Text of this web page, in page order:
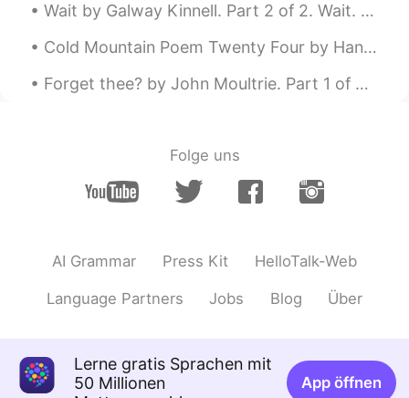
Wait by Galway Kinnell. Part 2 of 2. Wait. Don't go too early. You're tired. But everyone's ti...
Cold Mountain Poem Twenty Four by Han-Shan. Translated by Gary Snyder. When men see Han-Shan Th...
Forget thee? by John Moultrie. Part 1 of 3. “FORGET thee?”—If to dream by night, and muse on th...
Folge uns
AI Grammar Press Kit HelloTalk-Web
Language Partners Jobs Blog Über
Lerne gratis Sprachen mit
50 Millionen
App öffnen